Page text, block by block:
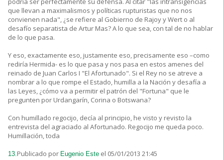
que llevan a maximalismos y políticas rupturistas que no nos
convienen nada", ¿se refiere al Gobierno de Rajoy y Wert o al
desafío separatista de Artur Mas? A lo que sea, con tal de no hablar
de lo que pasa.
Y eso, exactamente eso, justamente eso, precisamente eso –como
rediría Hermida- es lo que pasa y nos pasa en estos amenes del
reinado de Juan Carlos I "El Afortunado". Si el Rey no se atreve a
nombrar a lo que rompe el Estado, humilla a la Nación y desafía a
las Leyes, ¿cómo va a permitir el patrón del "Fortuna" que le
pregunten por Urdangarín, Corina o Botswana?
Con humillado regocijo, decía al principio, he visto y revisto la
entrevista del agraciado al Afortunado. Regocijo me queda poco.
Humillación, toda
13.Publicado por Eugenio Este el 05/01/2013 21:45